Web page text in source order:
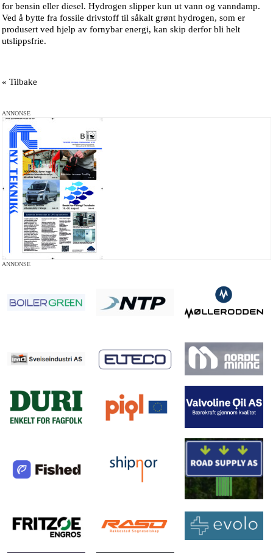
for bensin eller diesel. Hydrogen slipper kun ut vann og vanndamp.
Ved å bytte fra fossile drivstoff til såkalt grønt hydrogen, som er
produsert ved hjelp av fornybar energi, kan skip derfor bli helt
utslippsfrie.
« Tilbake
ANNONSE
ANNONSE